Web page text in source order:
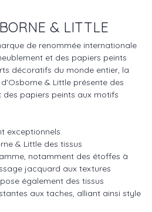
& LITTLE
de renommée internationale
et des papiers peints
décoratifs du monde entier, la
& Little présente des
des papiers peints aux motifs
exceptionnels.
& Little des tissus
notamment des étoffes à
jacquard aux textures
également des tissus
aux taches, alliant ainsi style